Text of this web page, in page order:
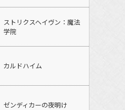
ストリクスヘイヴン：魔法
学院
カルドハイム
ゼンディカーの夜明け